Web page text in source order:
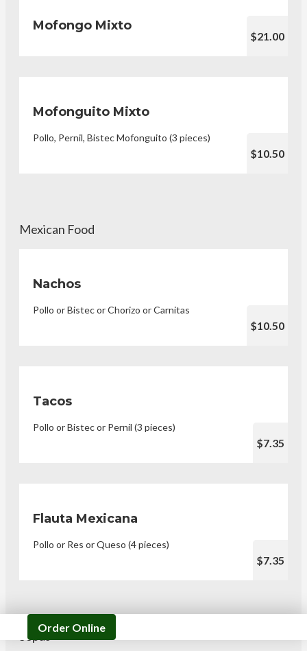
Order Online
Mofongo Mixto
$21.00
Mofonguito Mixto
Pollo, Pernil, Bistec Mofonguito (3 pieces)
$10.50
Mexican Food
Nachos
Pollo or Bistec or Chorizo or Carnitas
$10.50
Tacos
Pollo or Bistec or Pernil (3 pieces)
$7.35
Flauta Mexicana
Pollo or Res or Queso (4 pieces)
$7.35
Sopas